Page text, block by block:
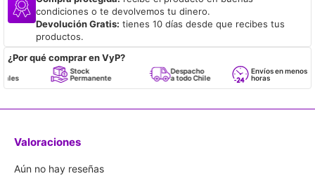
condiciones o te devolvemos tu dinero.
Devolución Gratis: tienes 10 días desde que recibes tus
productos.
¿Por qué comprar en VyP?
Stock
Permanente
Despacho
a todo Chile
Envíos en menos de 24
horas
Valoraciones
Aún no hay reseñas